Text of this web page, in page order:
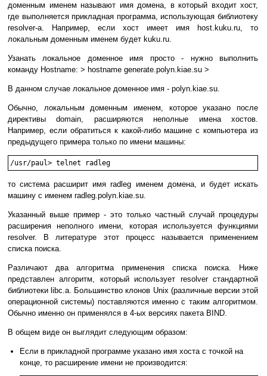
доменным именем называют имя домена, в который входит хост,
где выполняется прикладная программа, использующая библиотеку
resolver-а. Например, если хост имеет имя host.kuku.ru, то
локальным доменным именем будет kuku.ru.
Узанать локальное доменное имя просто - нужно выполнить
команду Hostname: > hostname generate.polyn.kiae.su >
В данном случае локальное доменное имя - polyn.kiae.su.
Обычно, локальным доменным именем, которое указано после
директивы domain, расширяются неполные имена хостов.
Например, если обратиться к какой-либо машине с компьютера из
предыдущего примера только по имени машины:
то система расширит имя radleg именем домена, и будет искать
машину с именем radleg.polyn.kiae.su.
Указанный выше пример - это только частный случай процедуры
расширения неполного имени, которая используется функциями
resolver. В литературе этот процесс называется применением
списка поиска.
Различают два алгоритма применения списка поиска. Ниже
представлен алгоритм, который использует resolver стандартной
библиотеки libc.a. Большинство клонов Unix (различные версии этой
операционной системы) поставляются именно с таким алгоритмом.
Обычно именно он применялся в 4-ых версиях пакета BIND.
В общем виде он выглядит следующим образом:
Если в прикладной программе указано имя хоста с точкой на
конце, то расширение имени не производится: